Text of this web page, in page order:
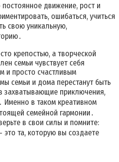
постоянное движение, рост и
ошибаться, учиться
свою уникальную,
крепостью, а творческой
семьи чувствует себя
и просто счастливым
семьи и дома перестанут быть
захватывающие приключения,
Именно в таком креативном
семейной гармонии․
в свои силы и помните:
та, которую вы создаете